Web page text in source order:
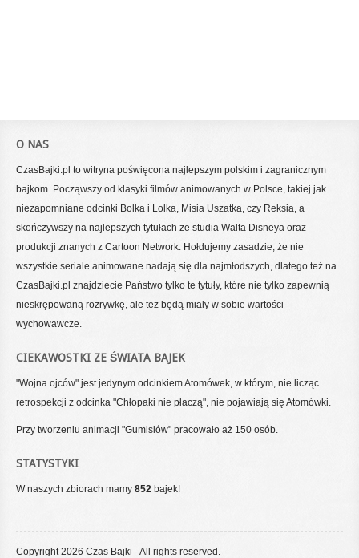
O NAS
CzasBajki.pl to witryna poświęcona najlepszym polskim i zagranicznym
bajkom. Począwszy od klasyki filmów animowanych w Polsce, takiej jak
niezapomniane odcinki Bolka i Lolka, Misia Uszatka, czy Reksia, a
skończywszy na najlepszych tytułach ze studia Walta Disneya oraz
produkcji znanych z Cartoon Network. Hołdujemy zasadzie, że nie
wszystkie seriale animowane nadają się dla najmłodszych, dlatego też na
CzasBajki.pl znajdziecie Państwo tylko te tytuły, które nie tylko zapewnią
nieskrępowaną rozrywkę, ale też będą miały w sobie wartości
wychowawcze.
CIEKAWOSTKI ZE ŚWIATA BAJEK
"Wojna ojców" jest jedynym odcinkiem Atomówek, w którym, nie licząc
retrospekcji z odcinka "Chłopaki nie płaczą", nie pojawiają się Atomówki.
Przy tworzeniu animacji "Gumisiów" pracowało aż 150 osób.
STATYSTYKI
W naszych zbiorach mamy 852 bajek!
Copyright 2026 Czas Bajki - All rights reserved.